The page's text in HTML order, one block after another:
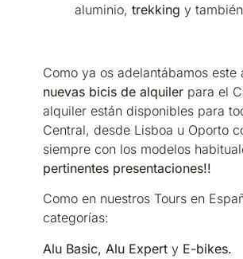
aluminio, trekking y también
Como ya os adelantábamos este
nuevas bicis de alquilerpara el
alquiler están disponibles para
Central, desde Lisboa u Oporto
siempre con los modelos
pertinentes presentaciones!!
Como en nuestros Tours en
categorías:
Alu Basic, Alu ExpertyE-bikes.